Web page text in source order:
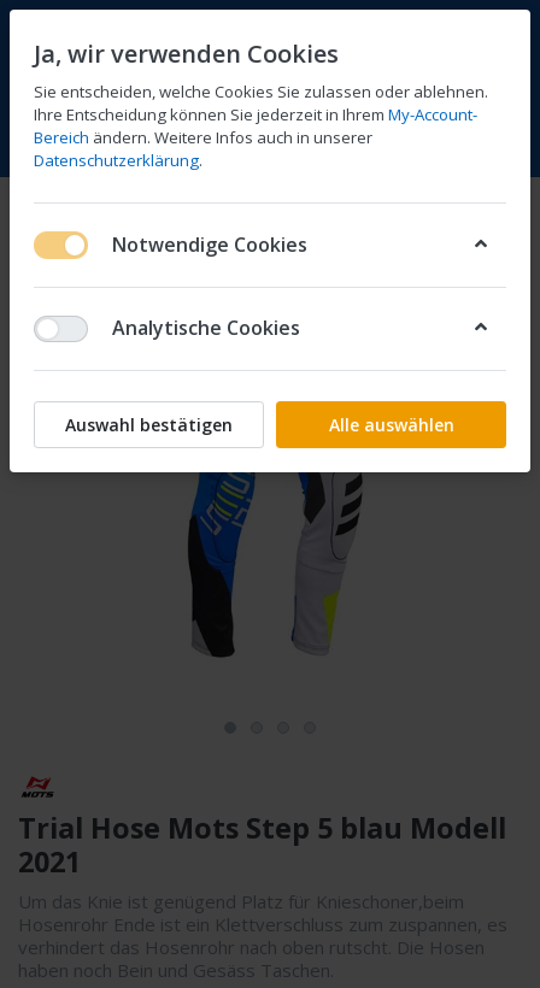
Menü Anmelden Vergleichen Wunschliste
Trial Hose Mots Step 5 blau Modell
2021
Um das Knie ist genügend Platz für Knieschoner,beim
Hosenrohr Ende ist ein Klettverschluss zum zuspannen, es
verhindert das Hosenrohr nach oben rutscht. Die Hosen
haben noch Bein und Gesäss Taschen.
Ja, wir verwenden Cookies
Sie entscheiden, welche Cookies Sie zulassen oder ablehnen.
Ihre Entscheidung können Sie jederzeit in Ihrem My-Account-
Bereich ändern. Weitere Infos auch in unserer
Datenschutzerklärung.
Notwendige Cookies
Analytische Cookies
Auswahl bestätigen Alle auswählen